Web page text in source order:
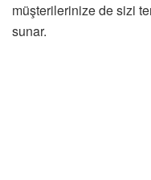
müşterilerinize de sizi
sunar.